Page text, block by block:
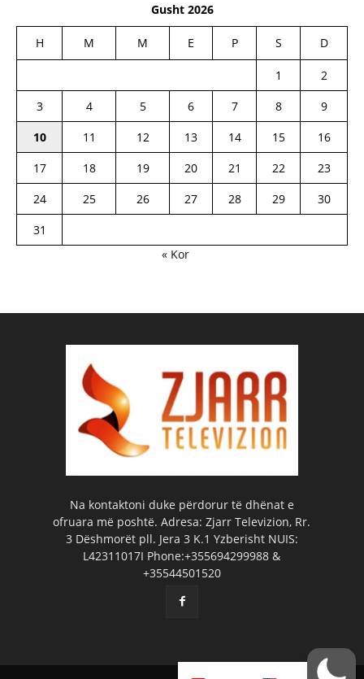
Gusht 2026
H M M E P S D
1
2
3
4 5 6 7 8
9
10
11 12 13 14 15
16
17
18 19 20 21 22
23
24
25 26 27 28 29
30
31
« Kor
Na kontaktoni duke përdorur të dhënat e
ofruara më poshtë. Adresa: Zjarr Televizion, Rr.
3 Dëshmorët pll. Jera 3 K.1 Yzberisht NUIS:
L42311017I Phone:+355694299988 &
+35544501520